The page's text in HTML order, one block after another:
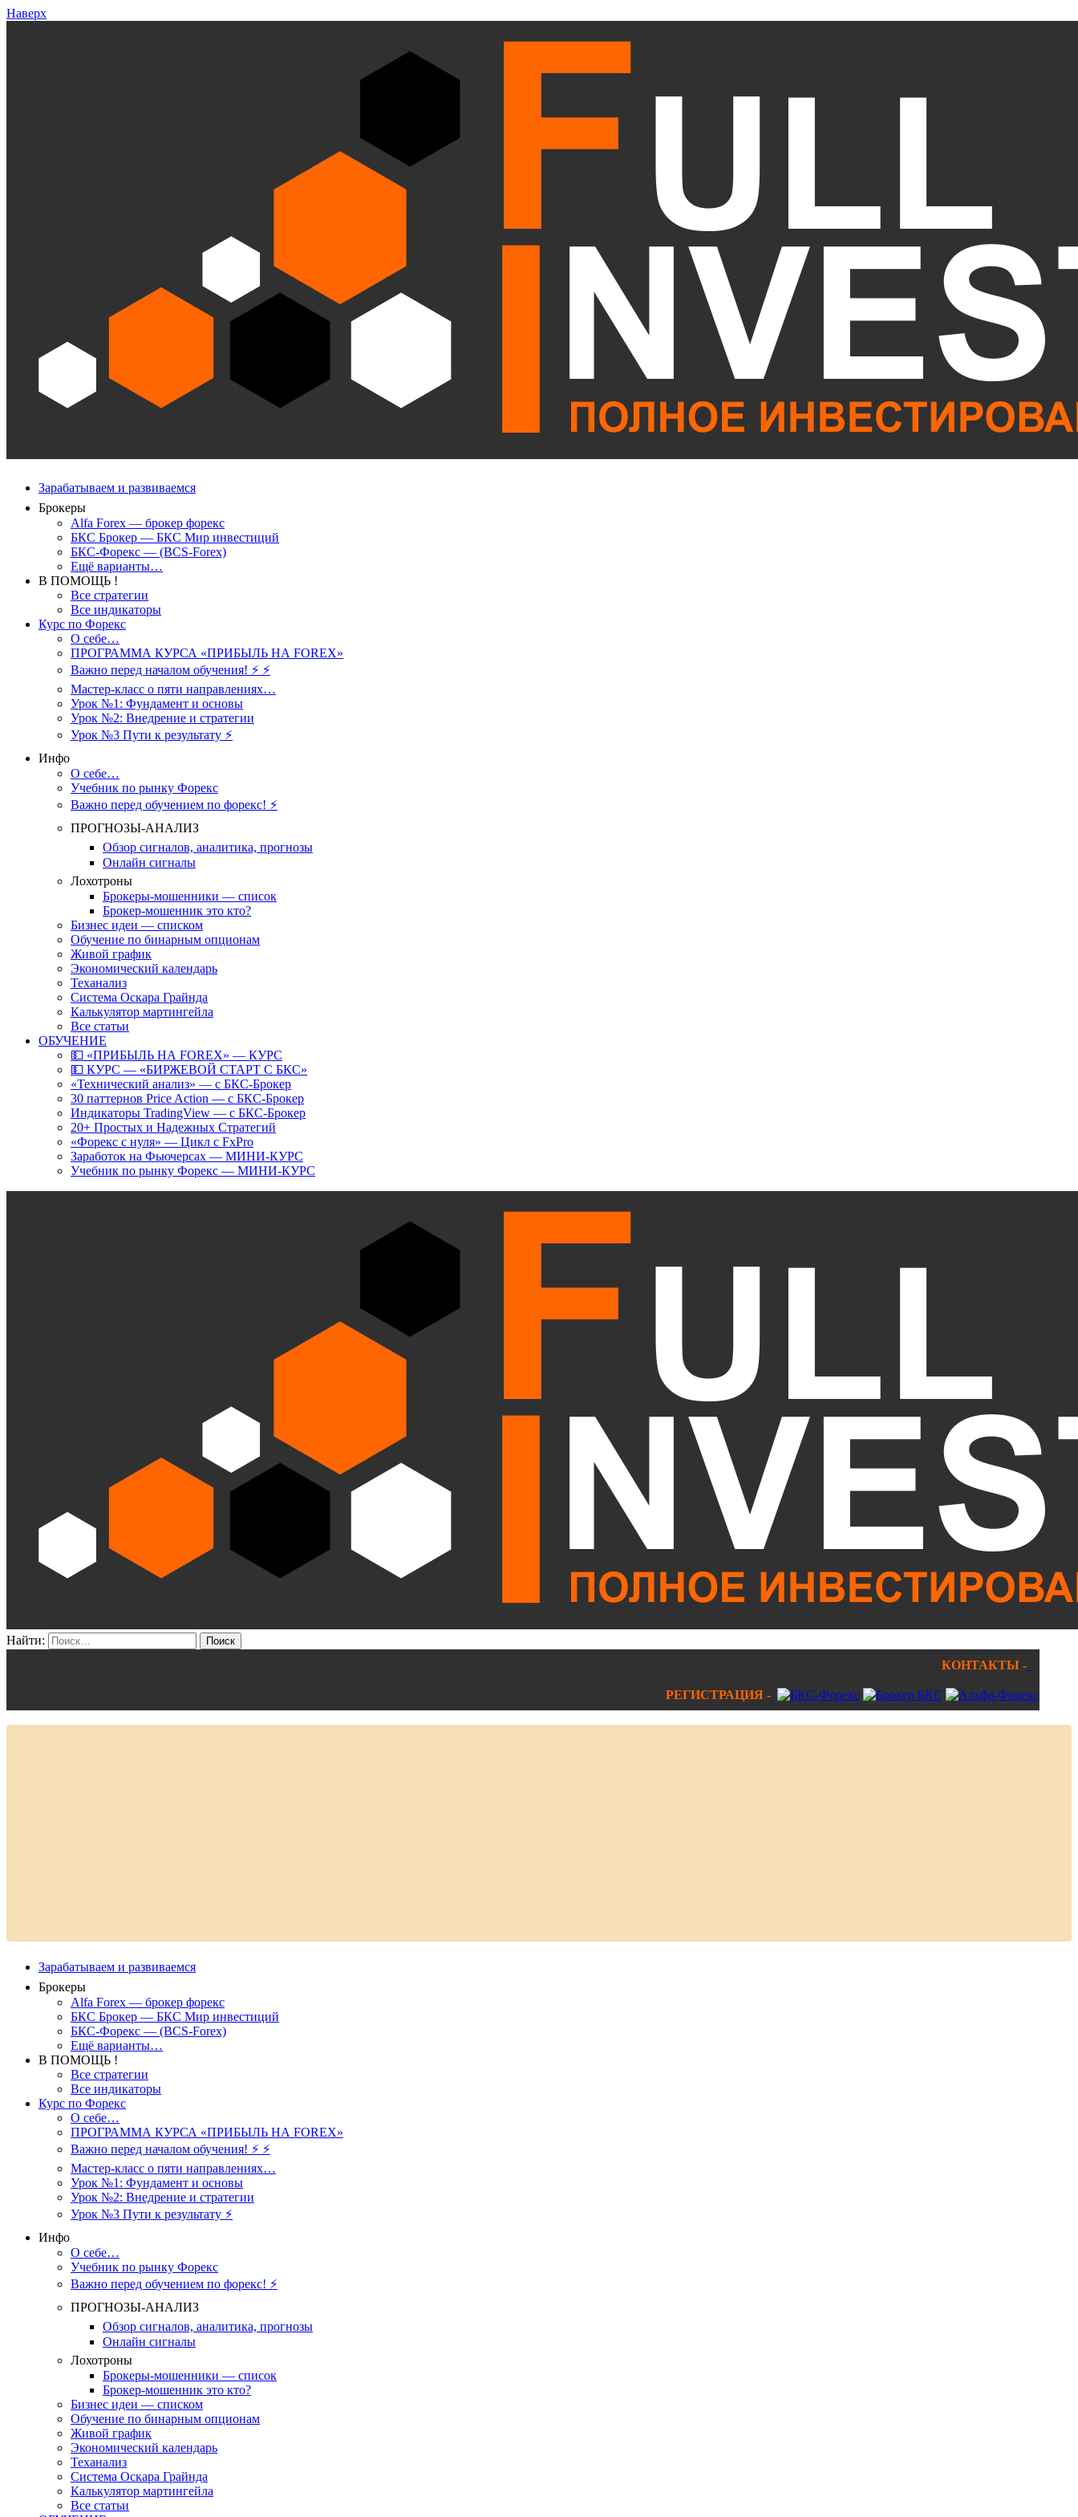
Наверх
Зарабатываем и развиваемся
Брокеры
Alfa Forex — брокер форекс
БКС Брокер — БКС Мир инвестиций
БКС-Форекс — (BCS-Forex)
Ещё варианты…
В ПОМОЩЬ !
Все стратегии
Все индикаторы
Курс по Форекс
О себе…
ПРОГРАММА КУРСА «ПРИБЫЛЬ НА FOREX»
Важно перед началом обучения! ⚡ ⚡
Мастер-класс о пяти направлениях…
Урок №1: Фундамент и основы
Урок №2: Внедрение и стратегии
Урок №3 Пути к результату ⚡️
Инфо
О себе…
Учебник по рынку Форекс
Важно перед обучением по форекс! ⚡
ПРОГНОЗЫ-АНАЛИЗ
Обзор сигналов, аналитика, прогнозы
Онлайн сигналы
Лохотроны
Брокеры-мошенники — список
Брокер-мошенник это кто?
Бизнес идеи — списком
Обучение по бинарным опционам
Живой график
Экономический календарь
Теханализ
Система Оскара Грайнда
Калькулятор мартингейла
Все статьи
ОБУЧЕНИЕ
💵 «ПРИБЫЛЬ НА FOREX» — КУРС
💵 КУРС — «БИРЖЕВОЙ СТАРТ С БКС»
«Технический анализ» — с БКС-Брокер
30 паттернов Price Action — с БКС-Брокер
Индикаторы TradingView — с БКС-Брокер
20+ Простых и Надежных Стратегий
«Форекс с нуля» — Цикл с FxPro
Заработок на Фьючерсах — МИНИ-КУРС
Учебник по рынку Форекс — МИНИ-КУРС
Найти:
КОНТАКТЫ -
РЕГИСТРАЦИЯ -
Зарабатываем и развиваемся
Брокеры
Alfa Forex — брокер форекс
БКС Брокер — БКС Мир инвестиций
БКС-Форекс — (BCS-Forex)
Ещё варианты…
В ПОМОЩЬ !
Все стратегии
Все индикаторы
Курс по Форекс
О себе…
ПРОГРАММА КУРСА «ПРИБЫЛЬ НА FOREX»
Важно перед началом обучения! ⚡ ⚡
Мастер-класс о пяти направлениях…
Урок №1: Фундамент и основы
Урок №2: Внедрение и стратегии
Урок №3 Пути к результату ⚡️
Инфо
О себе…
Учебник по рынку Форекс
Важно перед обучением по форекс! ⚡
ПРОГНОЗЫ-АНАЛИЗ
Обзор сигналов, аналитика, прогнозы
Онлайн сигналы
Лохотроны
Брокеры-мошенники — список
Брокер-мошенник это кто?
Бизнес идеи — списком
Обучение по бинарным опционам
Живой график
Экономический календарь
Теханализ
Система Оскара Грайнда
Калькулятор мартингейла
Все статьи